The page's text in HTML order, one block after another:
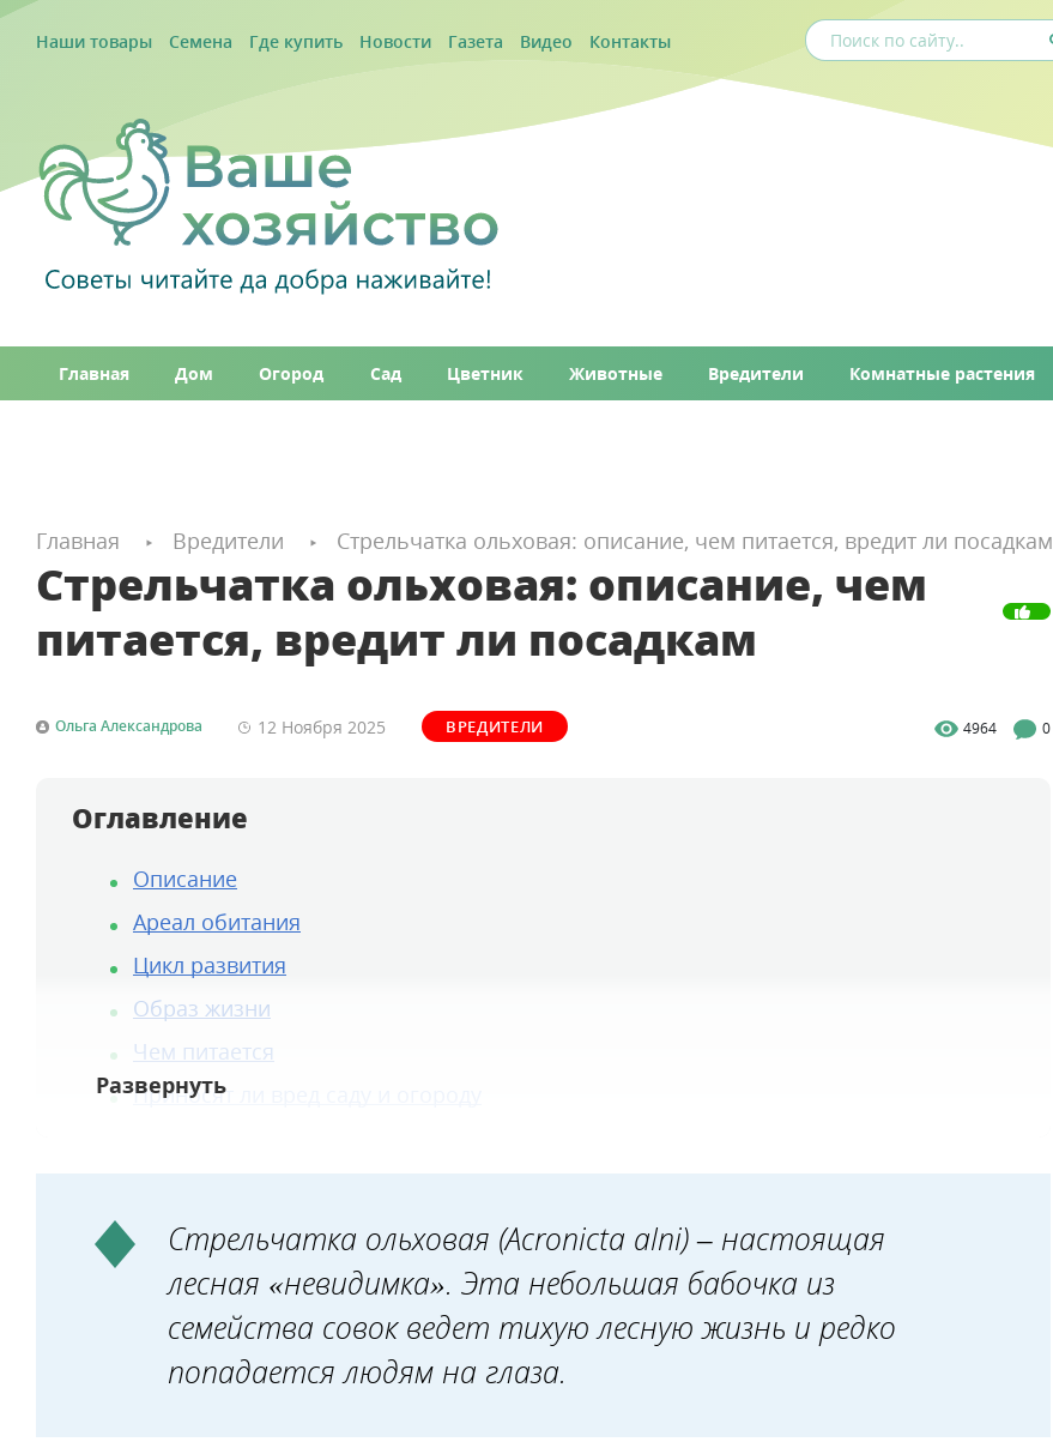
Наши товары Семена Где купить Новости Газета Видео Контакты
Главная Дом Огород Сад Цветник Животные Вредители Комнатные растения
Главная Вредители Стрельчатка ольховая: описание, чем питается, вредит ли посадкам
Стрельчатка ольховая: описание, чем
питается, вредит ли посадкам
Ольга Александрова 12 Ноября 2025 ВРЕДИТЕЛИ 4964 0
Оглавление
Описание
Ареал обитания
Цикл развития
Образ жизни
Чем питается
Приносят ли вред саду и огороду
Стрельчатка ольховая (Acronicta alni) – настоящая
лесная «невидимка». Эта небольшая бабочка из
семейства совок ведет тихую лесную жизнь и редко
попадается людям на глаза.